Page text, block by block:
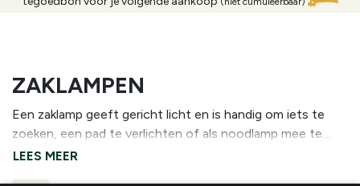
ZAKLAMPEN
Een zaklamp geeft gericht licht en is handig om iets te
zoeken, een pad te verlichten of als noodlamp mee te
nemen. Ze bestaan in compacte modellen voor in je jaszak